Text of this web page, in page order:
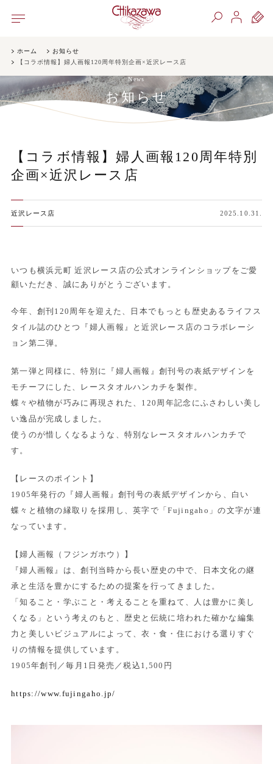
ホーム
お知らせ
【コラボ情報】婦人画報120周年特別企画×近沢レース店
News
お知らせ
【コラボ情報】婦人画報120周年特別
企画×近沢レース店
近沢レース店 2025.10.31.
いつも横浜元町 近沢レース店の公式オンラインショップをご愛
顧いただき、誠にありがとうございます。
今年、創刊120周年を迎えた、日本でもっとも歴史あるライフス
タイル誌のひとつ『婦人画報』と近沢レース店のコラボレーシ
ョン第二弾。
第一弾と同様に、特別に『婦人画報』創刊号の表紙デザインを
モチーフにした、レースタオルハンカチを製作。
蝶々や植物が巧みに再現された、120周年記念にふさわしい美し
い逸品が完成しました。
使うのが惜しくなるような、特別なレースタオルハンカチで
す。
【レースのポイント】
1905年発行の『婦人画報』創刊号の表紙デザインから、白い
蝶々と植物の縁取りを採用し、英字で「Fujingaho」の文字が連
なっています。
【婦人画報（フジンガホウ）】
『婦人画報』は、創刊当時から長い歴史の中で、日本文化の継
承と生活を豊かにするための提案を行ってきました。
「知ること・学ぶこと・考えることを重ねて、人は豊かに美し
くなる」という考えのもと、歴史と伝統に培われた確かな編集
力と美しいビジュアルによって、衣・食・住における選りすぐ
りの情報を提供しています。
1905年創刊／毎月1日発売／税込1,500円
https://www.fujingaho.jp/